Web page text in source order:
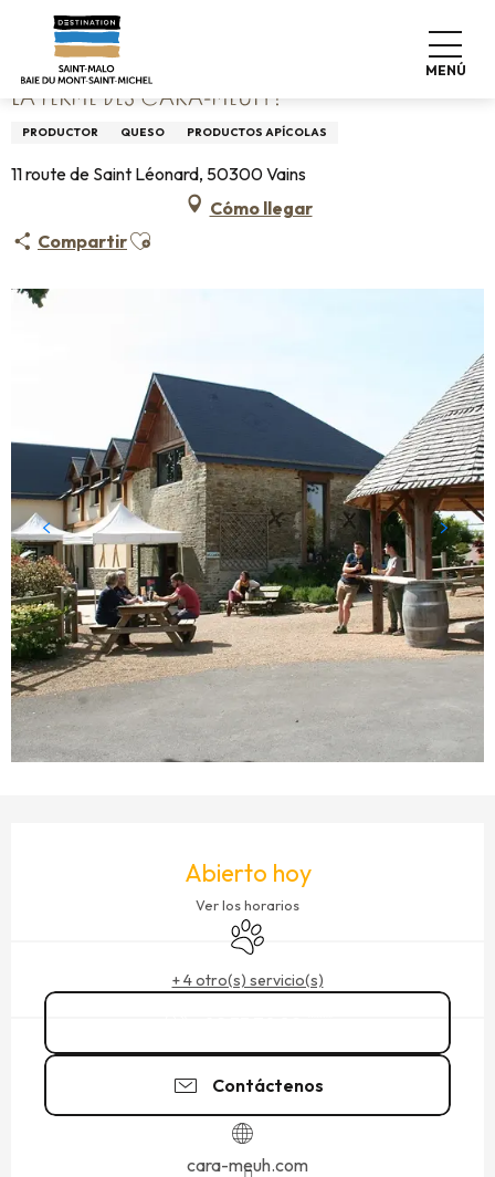
contenu
principal
MENÚ
Home La Ferme des Cara-Meuh !
LA FERME DES CARA-MEUH !
PRODUCTOR QUESO PRODUCTOS APÍCOLAS
11 route de Saint Léonard, 50300 Vains
Cómo llegar
CompartirAjouter aux favoris
Abierto hoy
Ver los horarios
Se aceptan animales
+ 4 otro(s) servicio(s)
Contáctenos
cara-meuh.com